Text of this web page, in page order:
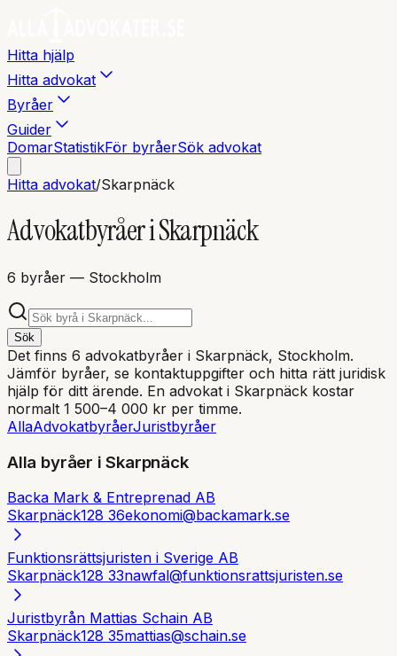
Hitta hjälp
Hitta advokat
Byråer
Guider
DomarStatistikFör byråerSök advokat
Hitta advokat/Skarpnäck
Advokatbyråer iSkarpnäck
6 byråer — Stockholm
Sök
Det finns 6 advokatbyråer i Skarpnäck, Stockholm.
Jämför byråer, se kontaktuppgifter och hitta rätt juridisk
hjälp för ditt ärende. En advokat i Skarpnäck kostar
normalt 1 500–4 000 kr per timme.
AllaAdvokatbyråerJuristbyråer
Alla byråer iSkarpnäck
Backa Mark & Entreprenad AB
Skarpnäck128 36ekonomi@backamark.se
Funktionsrättsjuristen i Sverige AB
Skarpnäck128 33nawfal@funktionsrattsjuristen.se
Juristbyrån Mattias Schain AB
Skarpnäck128 35mattias@schain.se